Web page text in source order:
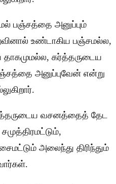
பஞ்சத்தை அனுப்பும்
உண்டாகிய பஞ்சமல்ல,
கர்த்தருடைய
அனுப்புவேன் என்று
வசனத்தைத் தேட
அலைந்து திரிந்தும்